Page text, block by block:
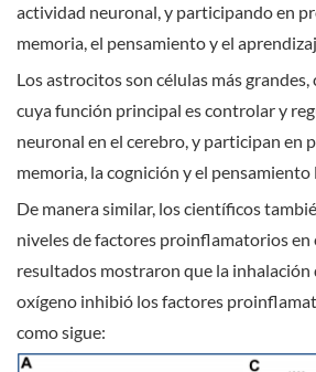
actividad neuronal, y participando en
memoria, el pensamiento y el
Los astrocitos son células más
cuya función principal es controlar y
neuronal en el cerebro, y participan en
memoria, la cognición y el pensamiento
De manera similar, los científicos
niveles de factores proinflamatorios en
resultados mostraron que la inhalación
oxígeno inhibió los factores
como sigue: